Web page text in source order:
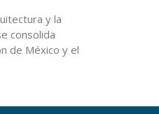
y la
consolida
de México y el